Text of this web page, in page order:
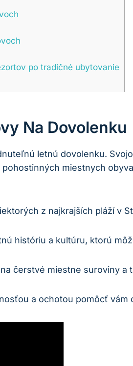
po tradičné ubytovanie
Na Dovolenku
letnú dovolenku.
miestnych
z najkrajších pláží v
históriu a kultúru, ktorú
čerstvé miestne suroviny
a ochotou pomôcť vám